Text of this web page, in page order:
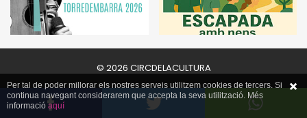
© 2026 CIRCDELACULTURA
Per tal de poder millorar els nostres serveis utilitzem cookies de tercers. Si
continua navegant considerarem que accepta la seva utilització. Més
informacióaquí